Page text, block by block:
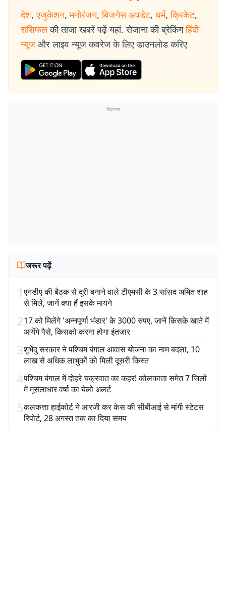
देश, एजुकेशन, मनोरंजन, बिजनेस अपडेट, धर्म, क्रिकेट,
राशिफल की ताजा खबरें पढ़ें यहां. रोजाना की ब्रेकिंग हिंदी
न्यूज और लाइव न्यूज कवरेज के लिए डाउनलोड करिए
विज्ञापन
जरूर पढ़ें
1एनडीए की बैठक से दूरी बनाने वाले टीएमसी के 3 सांसद अमित शाह
से मिले, जानें क्या हैं इसके मायने
217 को मिलेंगे 'अन्नपूर्णा भंडार' के 3000 रुपए, जानें किसके खाते में
आयेंगे पैसे, किसको करना होगा इंतजार
3शुभेंदु सरकार ने पश्चिम बंगाल आवास योजना का नाम बदला, 10
लाख से अधिक लाभुकों को मिली दूसरी किस्त
4पश्चिम बंगाल में दोहरे चक्रवात का कहर! कोलकाता समेत 7 जिलों
में मूसलाधार वर्षा का येलो अलर्ट
5कलकत्ता हाईकोर्ट ने आरजी कर केस की सीबीआई से मांगी स्टेटस
रिपोर्ट, 28 अगस्त तक का दिया समय